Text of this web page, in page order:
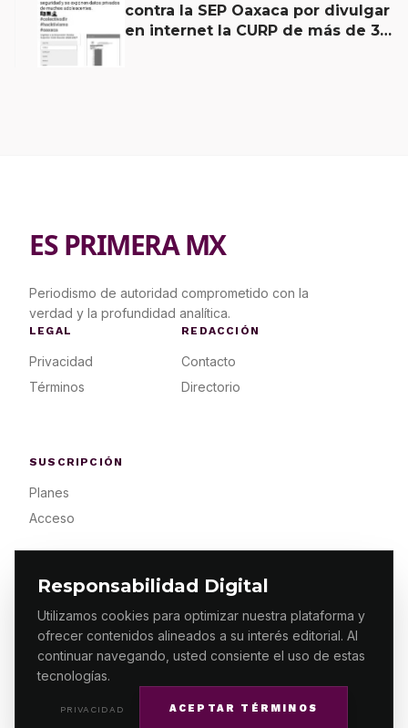
Responsabilidad Digital
Utilizamos cookies para optimizar nuestra plataforma y
ofrecer contenidos alineados a su interés editorial. Al
continuar navegando, usted consiente el uso de estas
tecnologías.
PRIVACIDAD ACEPTAR TÉRMINOS
contra la SEP Oaxaca por divulgar
en internet la CURP de más de 30
ES PRIMERA MX
Periodismo de autoridad comprometido con la
verdad y la profundidad analítica.
LEGAL
Privacidad
Términos
REDACCIÓN
Contacto
Directorio
SUSCRIPCIÓN
Planes
Acceso
© 2026 ES PRIMERA MX. ALGUNOS DERECHOS
RESERVADOS / DESIGNMAKING.MX